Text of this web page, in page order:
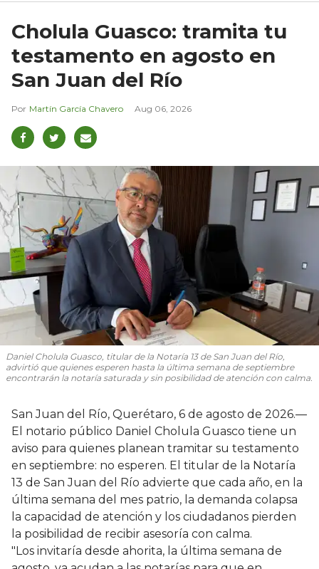
Cholula Guasco: tramita tu
testamento en agosto en
San Juan del Río
Martín García Chavero Aug 06, 2026
Daniel Cholula Guasco, titular de la Notaría 13 de San Juan del Río,
advirtió que quienes esperen hasta la última semana de septiembre
encontrarán la notaría saturada y sin posibilidad de atención con calma.
San Juan del Río, Querétaro, 6 de agosto de 2026.—
El notario público Daniel Cholula Guasco tiene un
aviso para quienes planean tramitar su testamento
en septiembre: no esperen. El titular de la Notaría
13 de San Juan del Río advierte que cada año, en la
última semana del mes patrio, la demanda colapsa
la capacidad de atención y los ciudadanos pierden
la posibilidad de recibir asesoría con calma.
"Los invitaría desde ahorita, la última semana de